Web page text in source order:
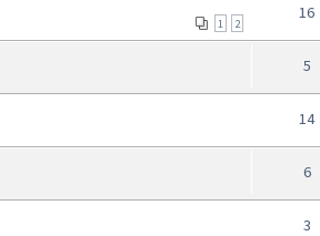
1 2
16
5
14
6
3